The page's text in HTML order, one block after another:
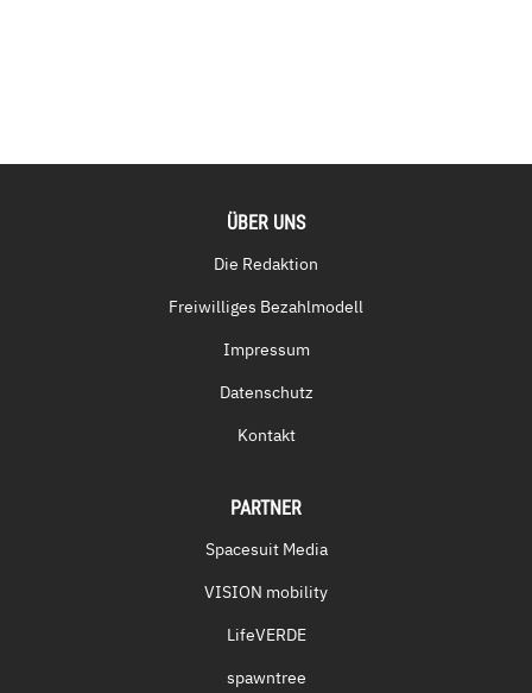
ÜBER UNS
Die Redaktion
Freiwilliges Bezahlmodell
Impressum
Datenschutz
Kontakt
PARTNER
Spacesuit Media
VISION mobility
LifeVERDE
spawntree